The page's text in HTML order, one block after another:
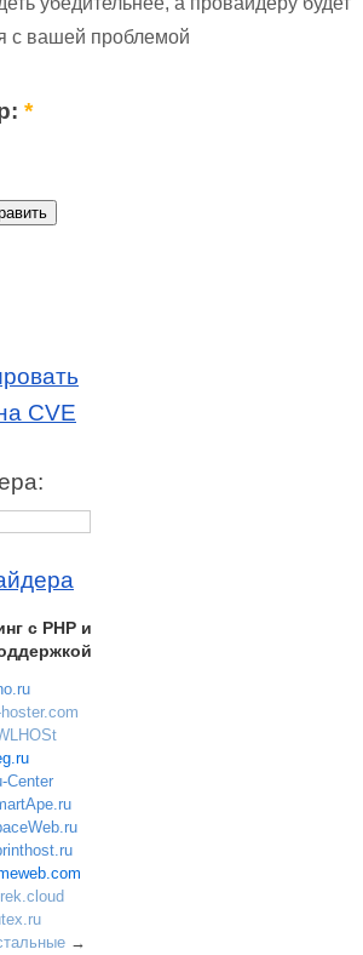
с вашей проблемой
*
CVE
c PHP и
hoster.com
Center
→